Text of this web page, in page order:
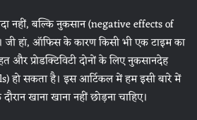
नहीं, बल्कि नुकसान (negative effects of
जी हां, ऑफिस के कारण किसी भी एक टाइम का
प्रोडक्टिविटी दोनों के लिए नुकसानदेह
हो सकता है। इस आर्टिकल में हम इसी बारे में
खाना खाना नहीं छोड़ना चाहिए।